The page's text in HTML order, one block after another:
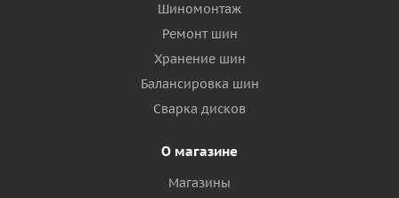
Шиномонтаж
Ремонт шин
Хранение шин
Балансировка шин
Сварка дисков
О магазине
Магазины